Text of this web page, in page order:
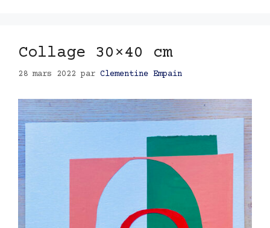
Collage 30×40 cm
28 mars 2022 par Clementine Empain